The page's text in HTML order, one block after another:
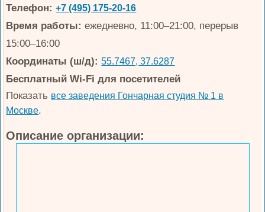
Телефон: +7 (495) 175-20-16
Время работы: ежедневно, 11:00–21:00, перерыв
15:00–16:00
Координаты (ш/д): 55.7467, 37.6287
Бесплатный Wi-Fi для посетителей
Показать все заведения Гончарная студия № 1 в
Москве.
Описание организации: